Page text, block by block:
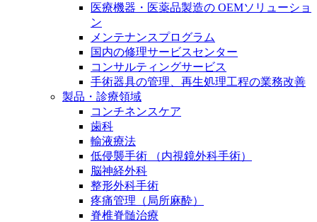
製品ポートフォリオ​
こちらの製品ポートフォリオからも、製品をお探しい
ただくことができます。
身体の中で最も大きい関節である膝関節。日常の生活
を支える、その機能や特徴とは？傷めてしまった場合
には、どのような治療の選択肢があるのでしょう。
ビー・ブラウンエースクラッﾌﾟで新たな可能性を見つ
けませんか？現在募集中のポジションをご覧いただけ
ニューススペース
医療機器・医薬品製造の OEMソリューショ
ン
メンテナンスプログラム
国内の修理サービスセンター
コンサルティングサービス
手術器具の管理、再生処理工程の業務改善
製品・診療領域
コンチネンスケア
歯科
輸液療法
低侵襲手術 （内視鏡外科手術）
脳神経外科
整形外科手術
疼痛管理（局所麻酔）
脊椎脊髄治療